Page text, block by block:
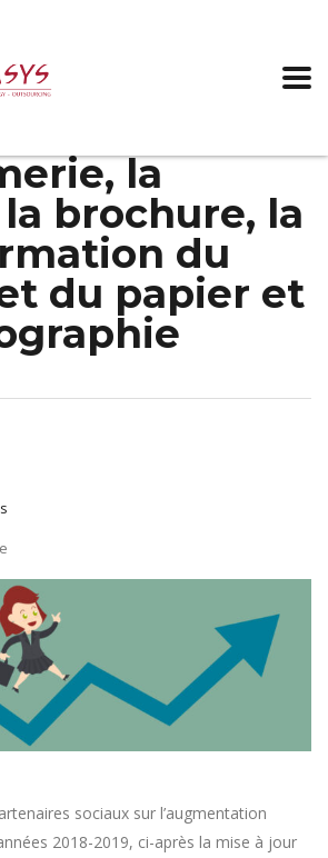
2018-2019 –
la
brochure, la
du
du papier et
sociaux sur l’augmentation
2018-2019, ci-après la mise à jour